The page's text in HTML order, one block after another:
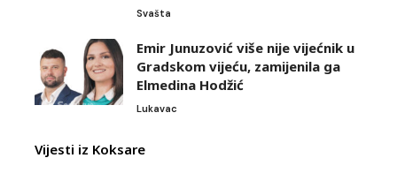
Svašta
Emir Junuzović više nije vijećnik u
Gradskom vijeću, zamijenila ga
Elmedina Hodžić
Lukavac
Vijesti iz Koksare